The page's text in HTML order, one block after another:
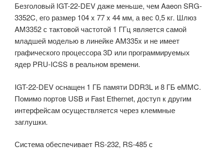
Безголовый IGT-22-DEV даже меньше, чем Aaeon SRG-
3352C, его размер 104 x 77 x 44 мм, а вес 0,5 кг. Шлюз
AM3352 с тактовой частотой 1 ГГц является самой
младшей моделью в линейке AM335x и не имеет
графического процессора 3D или программируемых
ядер PRU-ICSS в реальном времени.
IGT-22-DEV оснащен 1 ГБ памяти DDR3L и 8 ГБ eMMC.
Помимо портов USB и Fast Ethernet, доступ к другим
интерфейсам осуществляется через клеммные
заглушки.
Система обеспечивает RS-232, RS-485 с